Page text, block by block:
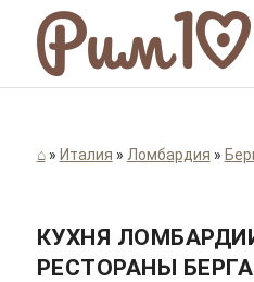
⌂» Италия » Ломбардия »
КУХНЯ
РЕСТОРАНЫ